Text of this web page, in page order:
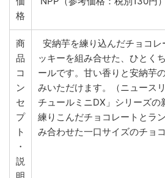
格
商
品
コ
ン
セ
プ
ト
・
説
安納芋を練り込んだチョコ
ッキーを組み合せた、ひとく
ールです。甘い香りと安納芋
みいただけます。（ニュース
チュールミニDX」シリーズの
練りこんだチョコレートとラ
み合わせた一口サイズのチョ